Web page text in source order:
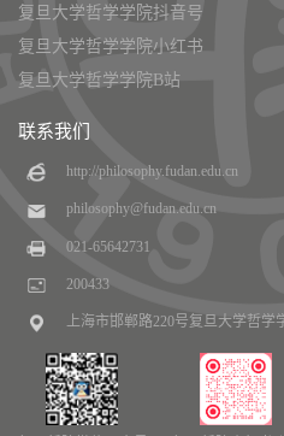
复旦大学哲学学院抖音号
复旦大学哲学学院小红书
复旦大学哲学学院B站
联系我们
http://philosophy.fudan.edu.cn
philosophy@fudan.edu.cn
021-65642731
200433
上海市邯郸路220号复旦大学哲学